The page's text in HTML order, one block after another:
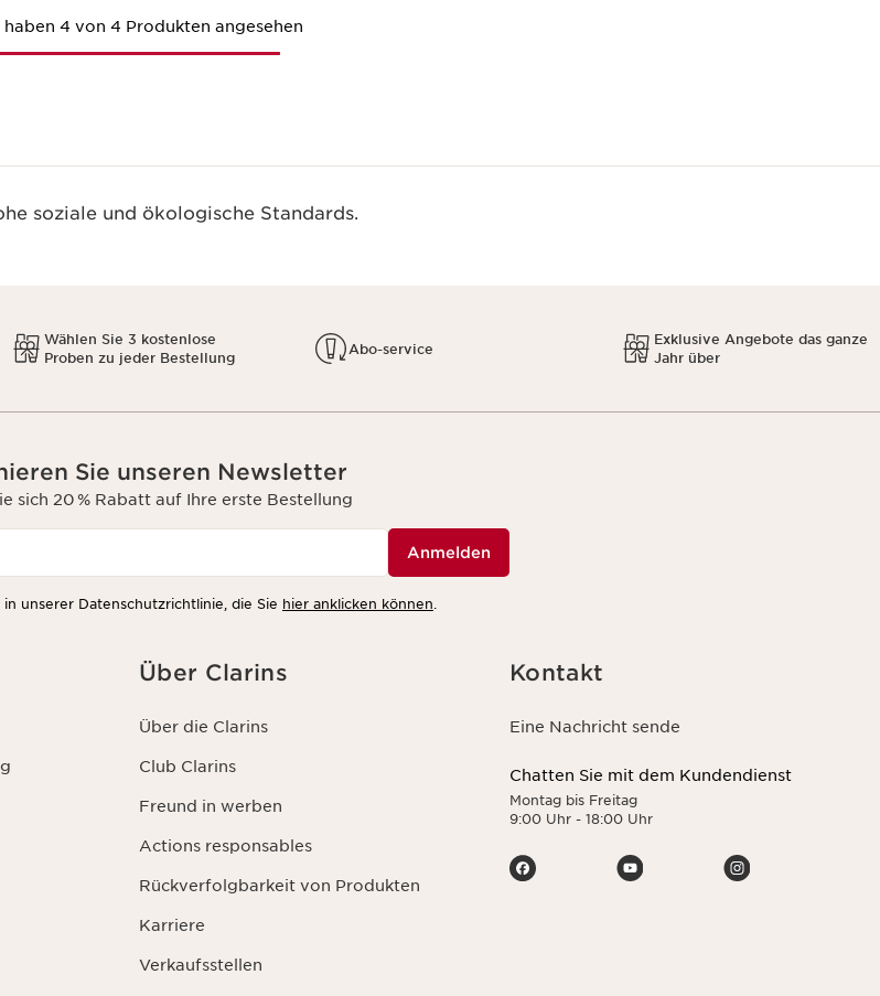
haben 4 von 4 Produkten angesehen
soziale und ökologische Standards.
Wählen Sie 3 kostenlose
Proben zu jeder Bestellung
Abo-service
Exklusive Angebote das ganze
Jahr über
Sie unseren Newsletter
sich 20 % Rabatt auf Ihre erste Bestellung
Anmelden
unserer Datenschutzrichtlinie, die Sie hier anklicken können.
Über Clarins
Über die Clarins
Club Clarins
Freund in werben
Actions responsables
Rückverfolgbarkeit von Produkten
Karriere
Verkaufsstellen
Kontakt
Eine Nachricht sende
Chatten Sie mit dem Kundendienst
Montag bis Freitag
9:00 Uhr - 18:00 Uhr